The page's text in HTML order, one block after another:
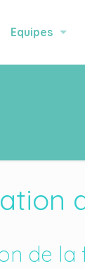
Equipes
de